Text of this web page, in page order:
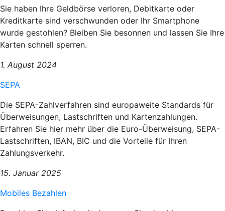
Sie haben Ihre Geldbörse verloren, Debitkarte oder
Kreditkarte sind verschwunden oder Ihr Smartphone
wurde gestohlen? Bleiben Sie besonnen und lassen Sie Ihre
Karten schnell sperren.
1. August 2024
SEPA
Die SEPA-Zahlverfahren sind europaweite Standards für
Überweisungen, Lastschriften und Kartenzahlungen.
Erfahren Sie hier mehr über die Euro-Überweisung, SEPA-
Lastschriften, IBAN, BIC und die Vorteile für Ihren
Zahlungsverkehr.
15. Januar 2025
Mobiles Bezahlen